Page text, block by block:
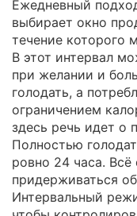
Ежедневный
выбирает окно
течение которого
В этот интервал
при желании и
голодать, а
ограничением
здесь речь идет о
Полностью
ровно 24 часа.
придерживаться
Интервальный